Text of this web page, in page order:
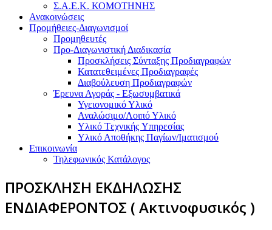
Σ.Α.Ε.Κ. ΚΟΜΟΤΗΝΗΣ
Ανακοινώσεις
Προμήθειες-Διαγωνισμοί
Προμηθευτές
Προ-Διαγωνιστική Διαδικασία
Προσκλήσεις Σύνταξης Προδιαγραφών
Κατατεθειμένες Προδιαγραφές
Διαβούλευση Προδιαγραφών
Έρευνα Αγοράς - Εξωσυμβατικά
Υγειονομικό Υλικό
Αναλώσιμο/Λοιπό Υλικό
Υλικό Tεχνικής Yπηρεσίας
Υλικό Αποθήκης Παγίων/Ιματισμού
Επικοινωνία
Τηλεφωνικός Κατάλογος
ΠΡΟΣΚΛΗΣΗ ΕΚΔΗΛΩΣΗΣ
ΕΝΔΙΑΦΕΡΟΝΤΟΣ ( Ακτινοφυσικός )